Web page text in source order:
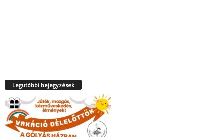
Legutóbbi bejegyzések